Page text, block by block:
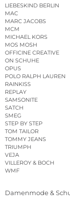
LENA HOSCHEK
LIEBESKIND BERLIN
MAC
MARC JACOBS
MCM
MICHAEL KORS
MOS MOSH
OFFICINE CREATIVE
ON SCHUHE
OPUS
POLO RALPH LAUREN
RAINKISS
REPLAY
SAMSONITE
SATCH
SMEG
STEP BY STEP
TOM TAILOR
TOMMY JEANS
TRIUMPH
VEJA
VILLEROY & BOCH